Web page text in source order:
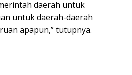
daerah untuk
untuk daerah-daerah
apapun,” tutupnya.